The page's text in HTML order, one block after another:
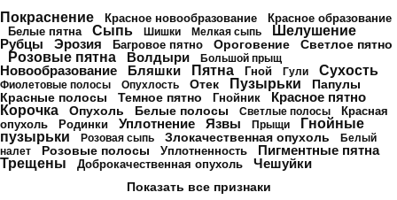
Покраснение Красное новообразование
Красное образование
Белые пятна
Сыпь Шишки Мелкая сыпь
Шелушение
Рубцы
Эрозия Багровое пятно Ороговение Светлое пятно
Розовые пятна Волдыри Большой прыщ
Новообразование Бляшки Пятна Гной Гули Сухость
Фиолетовые полосы Опухлость Отек Пузырьки
Папулы
Красные полосы
Темное пятно Гнойник
Красное пятно
Корочка
Опухоль Белые полосы Светлые полосы
Красная
опухоль
Родинки Уплотнение Язвы Прыщи
Гнойные
пузырьки
Розовая сыпь Злокачественная опухоль
Белый
налет
Розовые полосы Уплотненность
Пигментные пятна
Трещены
Доброкачественная опухоль Чешуйки
Показать все признаки